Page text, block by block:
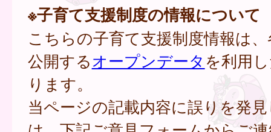
※子育て支援制度の情報について
こちらの子育て支援制度情報は
公開するオープンデータ を利用
ります。
当ページの記載内容に誤りを発